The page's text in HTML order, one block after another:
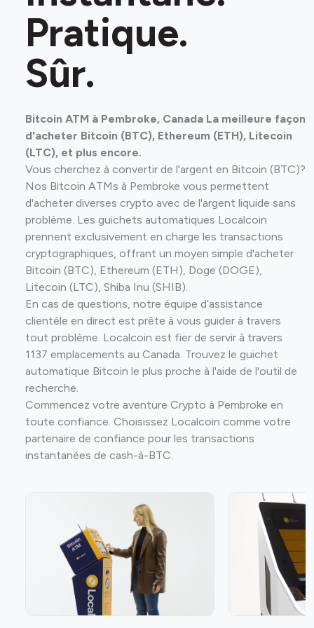
Pratique.
Sûr.
Bitcoin ATM à Pembroke, Canada La meilleure façon
d'acheter Bitcoin (BTC), Ethereum (ETH), Litecoin
(LTC), et plus encore.
Vous cherchez à convertir de l'argent en Bitcoin (BTC)?
Nos Bitcoin ATMs à Pembroke vous permettent
d'acheter diverses crypto avec de l'argent liquide sans
problème. Les guichets automatiques Localcoin
prennent exclusivement en charge les transactions
cryptographiques, offrant un moyen simple d'acheter
Bitcoin (BTC), Ethereum (ETH), Doge (DOGE),
Litecoin (LTC), Shiba Inu (SHIB).
En cas de questions, notre équipe d’assistance
clientèle en direct est prête à vous guider à travers
tout problème. Localcoin est fier de servir à travers
1137 emplacements au Canada. Trouvez le guichet
automatique Bitcoin le plus proche à l'aide de l'outil de
recherche.
Commencez votre aventure Crypto à Pembroke en
toute confiance. Choisissez Localcoin comme votre
partenaire de confiance pour les transactions
instantanées de cash-à-BTC.